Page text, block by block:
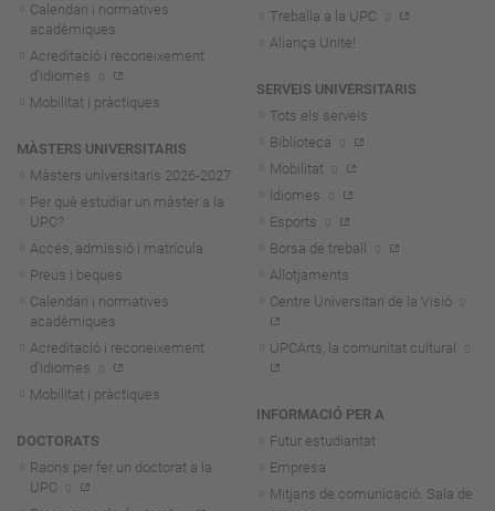
Calendari i normatives
acadèmiques
Acreditació i reconeixement
d'idiomes
Mobilitat i pràctiques
MÀSTERS UNIVERSITARIS
Màsters universitaris 2026-2027
Per què estudiar un màster a la
UPC?
Accés, admissió i matrícula
Preus i beques
Calendari i normatives
acadèmiques
Acreditació i reconeixement
d'idiomes
Mobilitat i pràctiques
DOCTORATS
Raons per fer un doctorat a la
UPC
Treballa a la UPC
Aliança Unite!
SERVEIS UNIVERSITARIS
Tots els serveis
Biblioteca
Mobilitat
Idiomes
Esports
Borsa de treball
Allotjaments
Centre Universitari de la Visió
UPCArts, la comunitat cultural
INFORMACIÓ PER A
Futur estudiantat
Empresa
Mitjans de comunicació. Sala de